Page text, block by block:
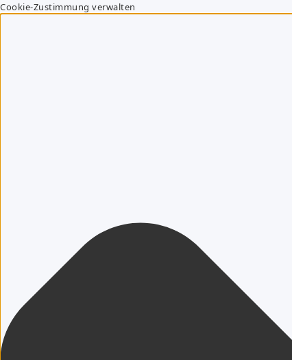
Cookie-Zustimmung verwalten